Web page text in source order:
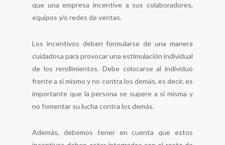
que una empresa incentive a sus colaboradores,
equipos y/o redes de ventas.
Los incentivos deben formularse de una manera
cuidadosa para provocar una estimulación individual
de los rendimientos. Debe colocarse al individuo
frente a sí mismo y no contra los demás, es decir, es
importante que la persona se supere a sí misma y
no fomentar su lucha contra los demás.
Además, debemos tener en cuenta que estos